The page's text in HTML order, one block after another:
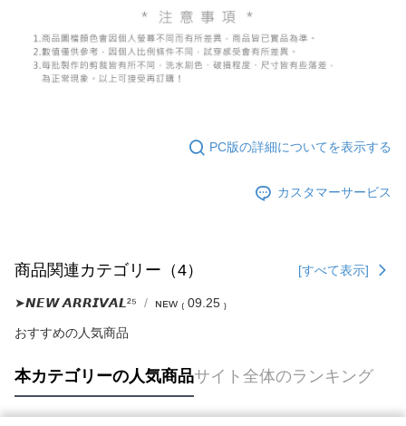
PC版の詳細についてを表示する
カスタマーサービス
商品関連カテゴリー（4） [すべて表示]
➤𝙉𝙀𝙒 𝘼𝙍𝙍𝙄𝙑𝘼𝙇²⁵ ɴᴇᴡ ₍ 09.25 ₎
おすすめの人気商品
本カテゴリーの人気商品サイト全体のランキング